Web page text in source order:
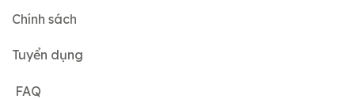
Chính sách
Tuyển dụng
FAQ